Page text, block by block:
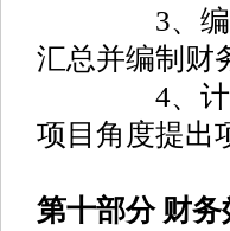
3、编制财
汇总并编制财
4、计算财
项目角度提出
第十部分 财